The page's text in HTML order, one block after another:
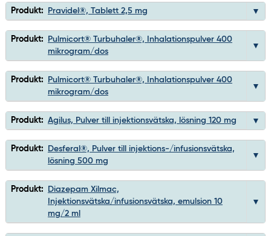
Produkt: Pravidel®, Tablett 2,5 mg
Produkt:
Pulmicort® Turbuhaler®, Inhalationspulver 400
mikrogram/dos
Produkt:
Pulmicort® Turbuhaler®, Inhalationspulver 400
mikrogram/dos
Produkt: Agilus, Pulver till injektionsvätska, lösning 120 mg
Produkt:
Desferal®, Pulver till injektions-/infusionsvätska,
lösning 500 mg
Produkt:
Diazepam Xilmac,
Injektionsvätska/infusionsvätska, emulsion 10
mg/2 ml